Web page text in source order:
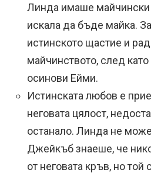
Линда имаше майчински
искала да бъде майка.
истинското щастие и
майчинството, след
осинови Ейми.
Истинската любов е
неговата цялост,
останало. Линда не
Джейкъб знаеше, че
от неговата кръв, но